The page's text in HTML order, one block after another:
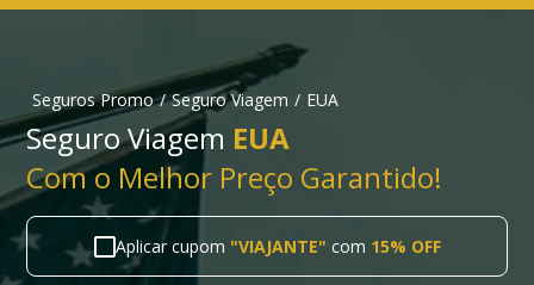
Seguros Promo / Seguro Viagem / EUA
Seguro Viagem EUA
Com o Melhor Preço Garantido!
Aplicar cupom "VIAJANTE" com 15% OFF